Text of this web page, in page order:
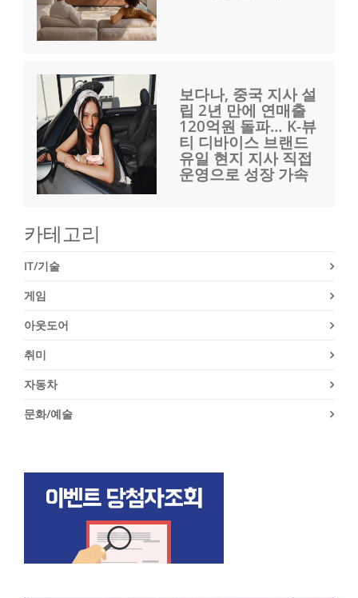
보다나, 중국 지사 설
립 2년 만에 연매출
120억원 돌파… K-뷰
티 디바이스 브랜드
유일 현지 지사 직접
운영으로 성장 가속
카테고리
IT/기술
게임
아웃도어
취미
자동차
문화/예술